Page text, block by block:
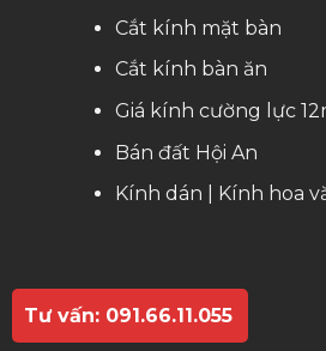
Cắt kính mặt bàn
Cắt kính bàn ăn
Giá kính cường lực
Bán đất Hội An
Kính dán
Kính hoa
Tư vấn: 091.66.11.055